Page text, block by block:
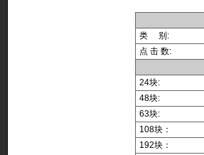
类 别:
点 击 数:
24块:
48块:
63块:
108块：
192块：